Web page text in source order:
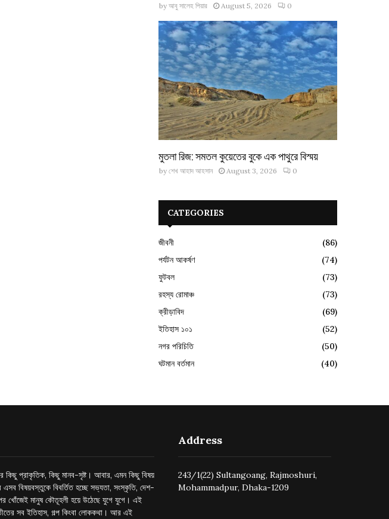
by আবু সালেহ পিয়ার August 5, 2026 0
মুতলা রিজ: সমতল কুয়েতের বুকে এক পাথুরে বিস্ময়
by শেখ আহাদ আহসান August 3, 2026 0
CATEGORIES
জীবনী
(86)
পর্যটন আকর্ষণ
(74)
ফুটবল
(73)
রহস্য রোমাঞ্চ
(73)
ক্রীড়াবিদ
(69)
ইতিহাস ১০১
(52)
নগর পরিচিতি
(50)
ঘটমান বর্তমান
(40)
কিছু প্রাকৃতিক, কিছু মানব-সৃষ্ট। আবার, এমন কিছু বিষয়
বিষয়বস্তুকে বিবর্তিত হচ্ছে সভ্যতা, সংস্কৃতি, দেশ-
খোঁজেই মানুষ কৌতূহলী হয়ে উঠেছে যুগে যুগে। এই
সব ইতিহাস, গল্প কিংবা লোককথা। আর এই
Address
243/1(22) Sultangoang, Rajmoshuri,
Mohammadpur, Dhaka-1209